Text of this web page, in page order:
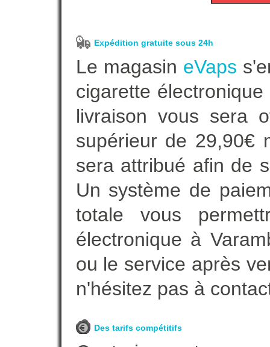
Expédition gratuite sous 24h
Le magasin eVaps
cigarette
livraison vous sera
supérieur de 29,90€
sera attribué afin de
Un système de
totale vous
électronique à
ou le service après
n'hésitez pas à
Des tarifs compétitifs